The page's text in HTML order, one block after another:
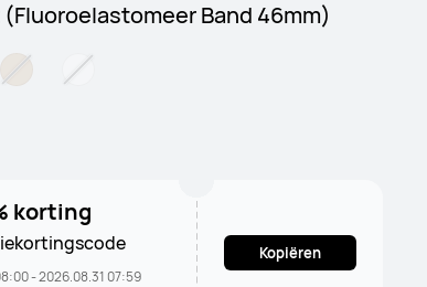
Band 46mm)
korting
- 2026.08.31 07:59
Kopiëren